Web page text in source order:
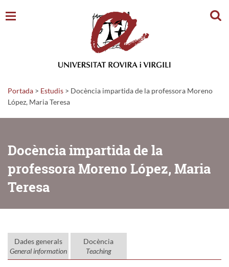
Portada > Estudis > Docència impartida de la professora Moreno
López, Maria Teresa
Docència impartida de la
professora Moreno López, Maria
Teresa
Dades generals
General information
Docència
Teaching